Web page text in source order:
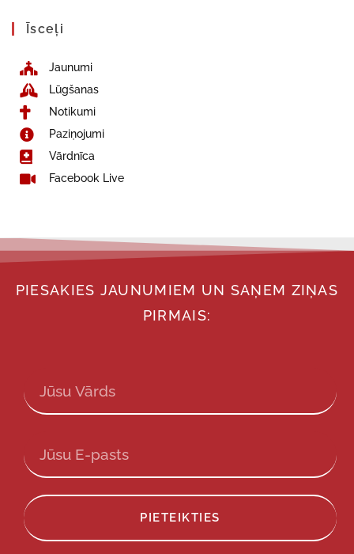
Īsceļi
Jaunumi
Lūgšanas
Notikumi
Paziņojumi
Vārdnīca
Facebook Live
PIESAKIES JAUNUMIEM UN SAŅEM ZIŅAS
PIRMAIS:
PIETEIKTIES